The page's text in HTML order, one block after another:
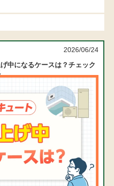
2026/06/24
中になるケースは？チェック